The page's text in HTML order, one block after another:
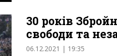
30 років
свободи та
06.12.2021 | 19:35